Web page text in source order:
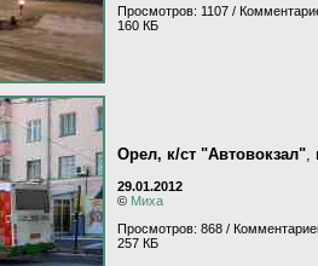
Просмотров: 1107 /
160 КБ
Орел, к/ст "Автовокзал"
29.01.2012
© Миха
Просмотров: 868 /
257 КБ